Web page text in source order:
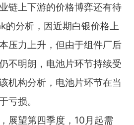
链上下游的价格博弈还有待
的分析，因近期白银价格上
压力上升，但由于组件厂后
不明朗，电池片环节持续受
机构分析，电池片环节在当
亏损。
展望第四季度，10月起需